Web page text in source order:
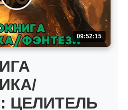
09:52:15
ЦЕЛИТЕЛЬ